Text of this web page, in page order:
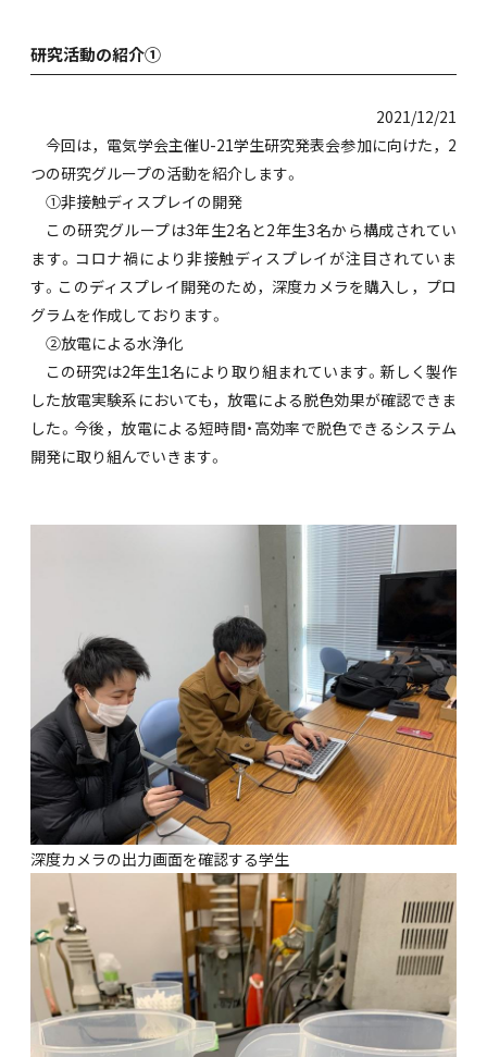
研究活動の紹介①
2021/12/21
今回は，電気学会主催U-21学生研究発表会参加に向けた，2
つの研究グループの活動を紹介します。
①非接触ディスプレイの開発
この研究グループは3年生2名と2年生3名から構成されてい
ます。コロナ禍により非接触ディスプレイが注目されていま
す。このディスプレイ開発のため，深度カメラを購入し，プロ
グラムを作成しております。
②放電による水浄化
この研究は2年生1名により取り組まれています。新しく製作
した放電実験系においても，放電による脱色効果が確認できま
した。今後，放電による短時間・高効率で脱色できるシステム
開発に取り組んでいきます。
深度カメラの出力画面を確認する学生